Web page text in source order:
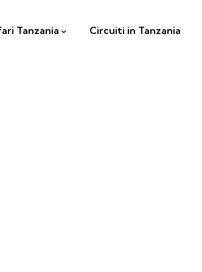
Tanzania Circuiti in Tanzania